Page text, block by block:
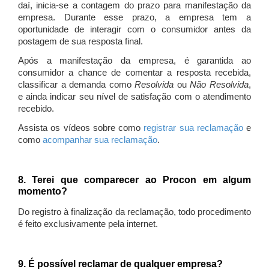
daí, inicia-se a contagem do prazo para manifestação da
empresa. Durante esse prazo, a empresa tem a
oportunidade de interagir com o consumidor antes da
postagem de sua resposta final.
Após a manifestação da empresa, é garantida ao
consumidor a chance de comentar a resposta recebida,
classificar a demanda comoResolvida ouNão Resolvida,
e ainda indicar seu nível de satisfação com o atendimento
recebido.
Assista os vídeos sobre como registrar sua reclamaçãoe
como acompanhar sua reclamação.
8. Terei que comparecer ao Procon em algum
momento?
Do registro à finalização da reclamação, todo procedimento
é feito exclusivamente pela internet.
9. É possível reclamar de qualquer empresa?